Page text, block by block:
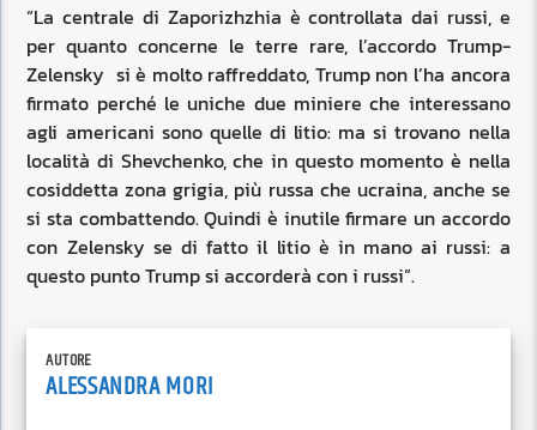
“La centrale di Zaporizhzhia è controllata dai russi, e
per quanto concerne le terre rare, l’accordo Trump-
Zelensky si è molto raffreddato, Trump non l’ha ancora
firmato perché le uniche due miniere che interessano
agli americani sono quelle di litio: ma si trovano nella
località di Shevchenko, che in questo momento è nella
cosiddetta zona grigia, più russa che ucraina, anche se
si sta combattendo. Quindi è inutile firmare un accordo
con Zelensky se di fatto il litio è in mano ai russi: a
questo punto Trump si accorderà con i russi”.
AUTORE
ALESSANDRA MORI